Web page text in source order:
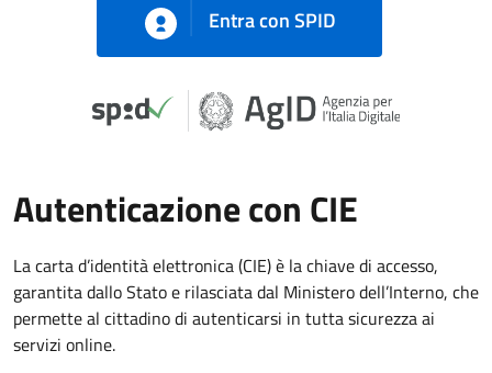
Entra con SPID
Autenticazione con CIE
La carta d’identità elettronica (CIE) è la chiave di accesso,
garantita dallo Stato e rilasciata dal Ministero dell’Interno, che
permette al cittadino di autenticarsi in tutta sicurezza ai
servizi online.